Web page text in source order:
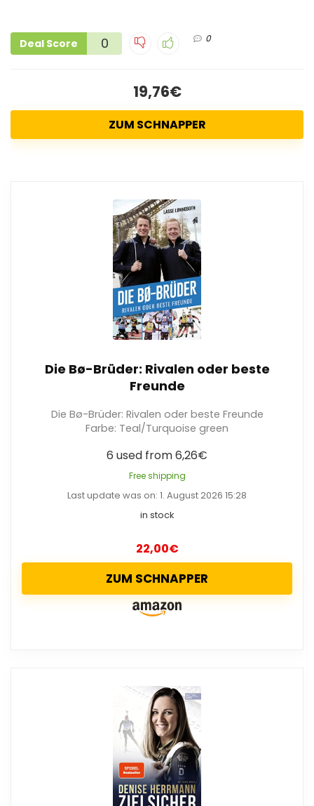
Deal Score 0 0
19,76€
ZUM SCHNAPPER
Die Bø-Brüder: Rivalen oder beste
Freunde
Die Bø-Brüder: Rivalen oder beste Freunde
Farbe: Teal/Turquoise green
6 used from 6,26€
Free shipping
Last update was on: 1. August 2026 15:28
in stock
22,00€
ZUM SCHNAPPER